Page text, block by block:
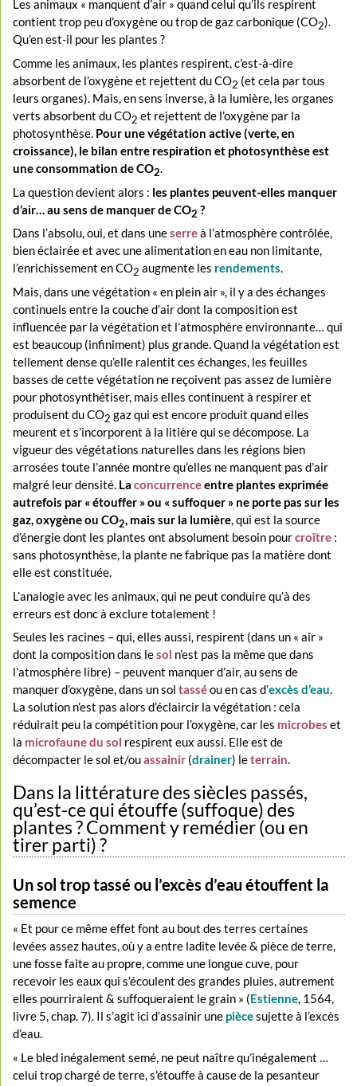
Les animaux « manquent d’air » quand celui qu’ils respirent
contient trop peu d’oxygène ou trop de gaz carbonique (CO2).
Qu’en est-il pour les plantes ?
Comme les animaux, les plantes respirent, c’est-à-dire
absorbent de l’oxygène et rejettent du CO2 (et cela par tous
leurs organes). Mais, en sens inverse, à la lumière, les organes
verts absorbent du CO2 et rejettent de l’oxygène par la
photosynthèse. Pour une végétation active (verte, en
croissance), le bilan entre respiration et photosynthèse est
une consommation de CO2.
La question devient alors : les plantes peuvent-elles manquer
d’air… au sens de manquer de CO2 ?
Dans l’absolu, oui, et dans uneserreà l’atmosphère contrôlée,
bien éclairée et avec une alimentation en eau non limitante,
l’enrichissement en CO2 augmente les rendements.
Mais, dans une végétation « en plein air », il y a des échanges
continuels entre la couche d’air dont la composition est
influencée par la végétation et l’atmosphère environnante… qui
est beaucoup (infiniment) plus grande. Quand la végétation est
tellement dense qu’elle ralentit ces échanges, les feuilles
basses de cette végétation ne reçoivent pas assez de lumière
pour photosynthétiser, mais elles continuent à respirer et
produisent du CO2 gaz qui est encore produit quand elles
meurent et s’incorporent à la litière qui se décompose. La
vigueur des végétations naturelles dans les régions bien
arrosées toute l’année montre qu’elles ne manquent pas d’air
malgré leur densité. Laconcurrenceentre plantes exprimée
autrefois par « étouffer » ou « suffoquer » ne porte pas sur les
gaz, oxygène ou CO2, mais sur la lumière, qui est la source
d’énergie dont les plantes ont absolument besoin pourcroître :
sans photosynthèse, la plante ne fabrique pas la matière dont
elle est constituée.
L’analogie avec les animaux, qui ne peut conduire qu’à des
erreurs est donc à exclure totalement !
Seules les racines – qui, elles aussi, respirent (dans un « air »
dont la composition dans lesol n’est pas la même que dans
l’atmosphère libre) – peuvent manquer d’air, au sens de
manquer d’oxygène, dans un soltasséou en cas d’excès d’eau.
La solution n’est pas alors d’éclaircir la végétation : cela
réduirait peu la compétition pour l’oxygène, car les microbes et
la microfaune du sol respirent eux aussi. Elle est de
décompacter le sol et/ouassainir (drainer) leterrain.
Dans la littérature des siècles passés,
qu’est-ce qui étouffe (suffoque) des
plantes ? Comment y remédier (ou en
tirer parti) ?
Un sol trop tassé ou l’excès d’eau étouffent la
semence
« Et pour ce même effet font au bout des terres certaines
levées assez hautes, où y a entre ladite levée & pièce de terre,
une fosse faite au propre, comme une longue cuve, pour
recevoir les eaux qui s’écoulent des grandes pluies, autrement
elles pourriraient & suffoqueraient le grain » (Estienne, 1564,
livre 5, chap. 7). Il s’agit ici d’assainir une piècesujette à l’excès
d’eau.
« Le bled inégalement semé, ne peut naître qu’inégalement …
celui trop chargé de terre, s’étouffe à cause de la pesanteur